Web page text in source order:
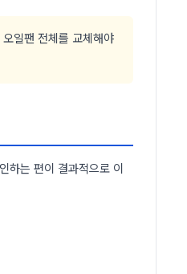
일팬 전체를 교체해야
하는 편이 결과적으로 이